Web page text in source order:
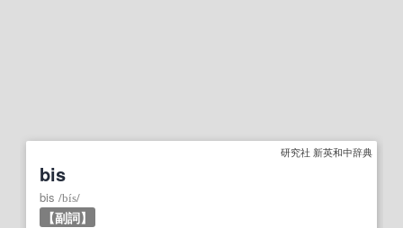
研究社 新英和中辞典
bis
bis /bís/
【副詞】